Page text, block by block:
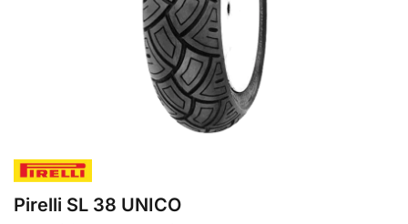
Pirelli SL 38 UNICO